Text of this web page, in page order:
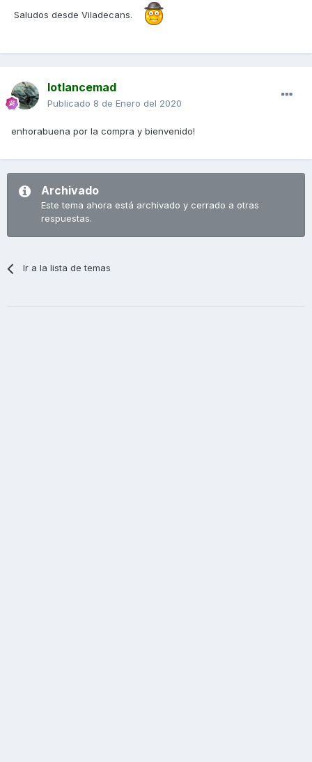
Saludos desde Viladecans.
lotlancemad
Publicado 8 de Enero del 2020
enhorabuena por la compra y bienvenido!
Archivado
Este tema ahora está archivado y cerrado a otras
respuestas.
Ir a la lista de temas